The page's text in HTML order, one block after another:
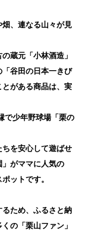
、連なる山々が見
蔵元「小林酒造」
谷田の日本一きび
がある商品は、実
で少年野球場「栗の
を安心して遊ばせ
がママに人気の
ットです。
ため、ふるさと納
の「栗山ファン」